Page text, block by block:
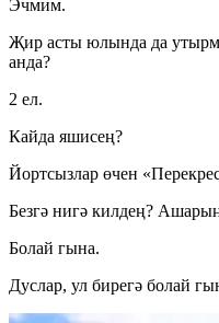
Эчмим.
Җир асты юлында да
анда?
2 ел.
Кайда яшисең?
Йортсызлар өчен
Безгә нигә килдең?
Болай гына.
Дуслар, ул бирегә болай